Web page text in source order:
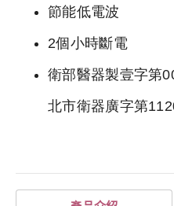
節能低電波
2個小時斷電
衛部醫器製壹字第
北市衛器廣字第